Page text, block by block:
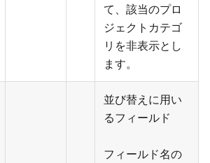
て、該当のプロ
ジェクトカテゴ
リを非表示とし
ます。
並び替えに用い
るフィールド
フィールド名の